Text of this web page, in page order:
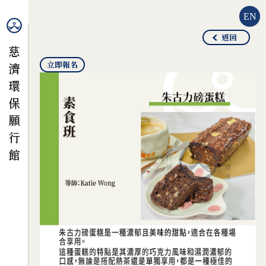
EN
返回
立即報名